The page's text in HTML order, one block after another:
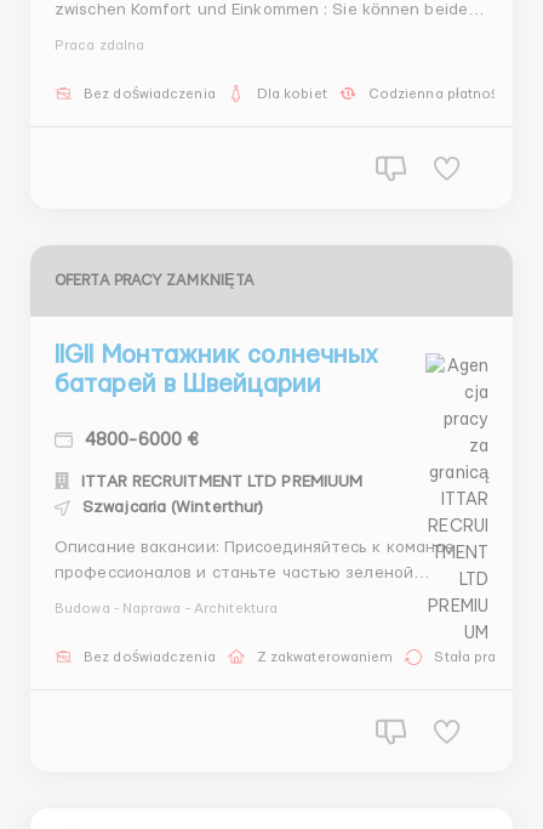
zwischen Komfort und Einkommen : Sie können beides
mehr, persönlicher Kurator, Schritt-für-Schritt-Schulung
Praca zdalna
Bez doświadczenia Dla kobiet Codzienna płatność
OFERTA PRACY ZAMKNIĘTA
llGll Монтажник солнечных
батарей в Швейцарии
4800-6000 €
ITTAR RECRUITMENT LTD PREMIUUM
Szwajcaria (Winterthur)
Описание вакансии: Присоединяйтесь к команде
профессионалов и станьте частью зеленой
революции в сердце Европы! Мы ищем энергичных и
батарей, готовых работать в живописных уголках
Budowa - Naprawa - Architektura
Bez doświadczenia Z zakwaterowaniem Stała praca